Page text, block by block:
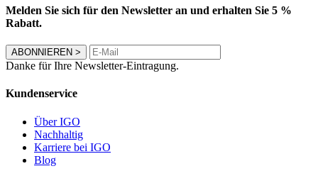
Melden Sie sich für den Newsletter an und erhalten Sie 5 %
Rabatt.
ABONNIEREN >
Danke für Ihre Newsletter-Eintragung.
Kundenservice
Über IGO
Nachhaltig
Karriere bei IGO
Blog